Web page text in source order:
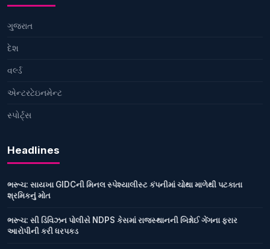
ગુજરાત
દેશ
વર્લ્ડ
એન્ટરટેઇનમેન્ટ
સ્પોર્ટ્સ
Headlines
ભરૂચ: સાયખા GIDCની મિનલ સ્પેશ્યાલીસ્ટ કંપનીમાં ચોથા માળેથી પટકાતા
શ્રમિકનું મોત
ભરૂચ: સી ડિવિઝન પોલીસે NDPS કેસમાં રાજસ્થાનની બિશ્નોઈ ગેંગના ફરાર
આરોપીની કરી ધરપકડ